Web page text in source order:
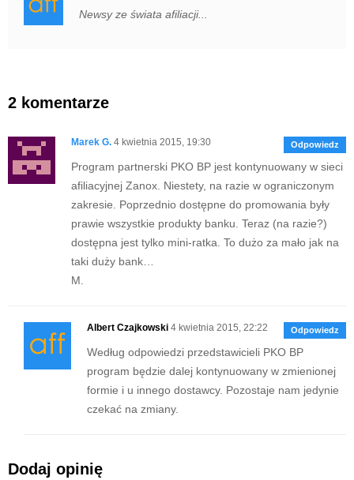
Newsy ze świata afiliacji...
2 komentarze
Marek G. 4 kwietnia 2015, 19:30 Odpowiedz
Program partnerski PKO BP jest kontynuowany w sieci
afiliacyjnej Zanox. Niestety, na razie w ograniczonym
zakresie. Poprzednio dostępne do promowania były
prawie wszystkie produkty banku. Teraz (na razie?)
dostępna jest tylko mini-ratka. To dużo za mało jak na
taki duży bank…
M.
Albert Czajkowski 4 kwietnia 2015, 22:22 Odpowiedz
Według odpowiedzi przedstawicieli PKO BP
program będzie dalej kontynuowany w zmienionej
formie i u innego dostawcy. Pozostaje nam jedynie
czekać na zmiany.
Dodaj opinię